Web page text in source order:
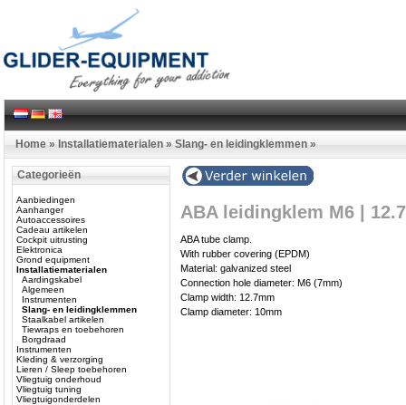
Home » Installatiematerialen » Slang- en leidingklemmen »
Categorieën
Aanbiedingen
Aanhanger
Autoaccessoires
Cadeau artikelen
Cockpit uitrusting
Elektronica
Grond equipment
Installatiematerialen
Aardingskabel
Algemeen
Instrumenten
Slang- en leidingklemmen
Staalkabel artikelen
Tiewraps en toebehoren
Borgdraad
Instrumenten
Kleding & verzorging
Lieren / Sleep toebehoren
Vliegtuig onderhoud
Vliegtuig tuning
Vliegtuigonderdelen
ABA leidingklem M6 |
ABA tube clamp.
With rubber covering (EPDM)
Material: galvanized steel
Connection hole diameter: M6 (7mm)
Clamp width: 12.7mm
Clamp diameter: 10mm